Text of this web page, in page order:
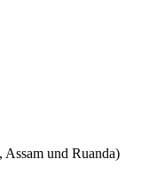
und Ruanda)